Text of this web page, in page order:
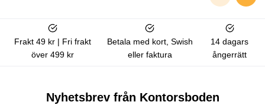
Frakt 49 kr | Fri frakt
över 499 kr
Betala med kort, Swish
eller faktura
14 dagars
ångerrätt
Nyhetsbrev från Kontorsboden